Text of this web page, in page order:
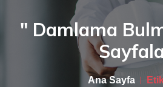
" Damlama
Ana Sayfa